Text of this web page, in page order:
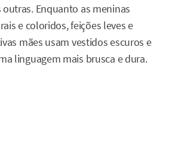
Enquanto as meninas
e coloridos, feições leves e
mães usam vestidos escuros e
linguagem mais brusca e dura.